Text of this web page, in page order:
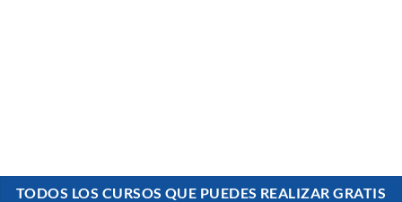
TODOS LOS CURSOS QUE PUEDES REALIZAR GRATIS